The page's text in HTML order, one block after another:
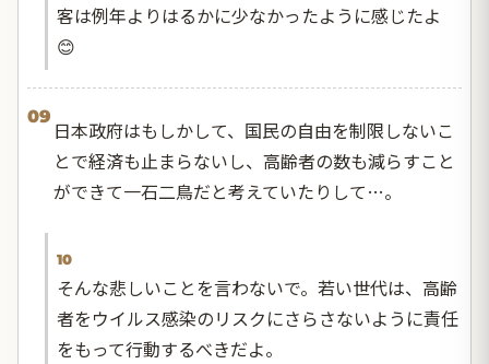
客は例年よりはるかに少なかったように感じたよ
😊
09
日本政府はもしかして、国民の自由を制限しないこ
とで経済も止まらないし、高齢者の数も減らすこと
ができて一石二鳥だと考えていたりして…。
10
そんな悲しいことを言わないで。若い世代は、高齢
者をウイルス感染のリスクにさらさないように責任
をもって行動するべきだよ。